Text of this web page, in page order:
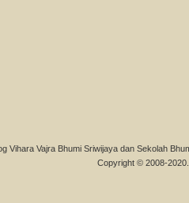
Vihara Vajra Bhumi Sriwijaya dan Sekolah
Copyright © 2008-